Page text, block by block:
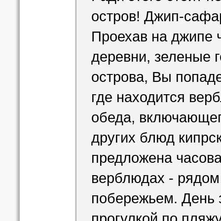
остров! Джип-
Проехав на джипе
деревни, зеленые
острова, Вы
где находится
обеда,
других блюд
предложена
верблюдах -
побережьем. День